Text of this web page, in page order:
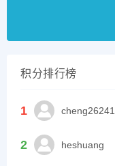
积分排行榜
1
2 heshuang